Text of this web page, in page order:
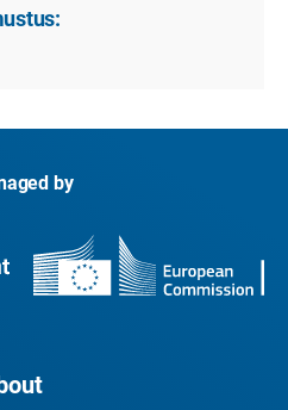
by